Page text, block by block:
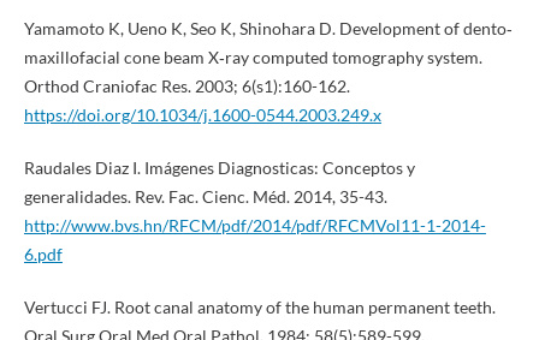
Yamamoto K, Ueno K, Seo K, Shinohara D. Development of dento‐
maxillofacial cone beam X‐ray computed tomography system.
Orthod Craniofac Res. 2003; 6(s1):160-162.
https://doi.org/10.1034/j.1600-0544.2003.249.x
Raudales Diaz I. Imágenes Diagnosticas: Conceptos y
generalidades. Rev. Fac. Cienc. Méd. 2014, 35-43.
http://www.bvs.hn/RFCM/pdf/2014/pdf/RFCMVol11-1-2014-
6.pdf
Vertucci FJ. Root canal anatomy of the human permanent teeth.
Oral Surg Oral Med Oral Pathol. 1984; 58(5):589-599.